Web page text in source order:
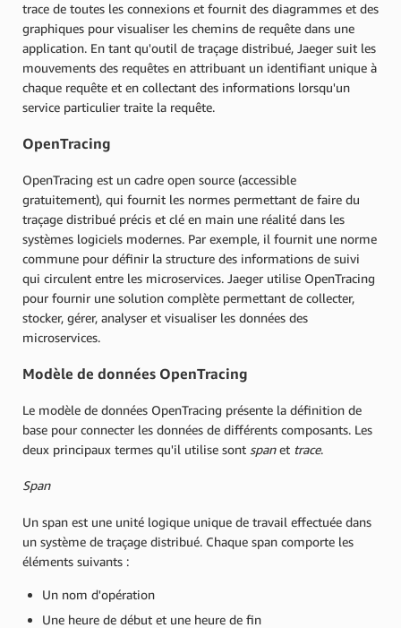
trace de toutes les connexions et fournit des diagrammes et des
graphiques pour visualiser les chemins de requête dans une
application. En tant qu'outil de traçage distribué, Jaeger suit les
mouvements des requêtes en attribuant un identifiant unique à
chaque requête et en collectant des informations lorsqu'un
service particulier traite la requête.
OpenTracing
OpenTracing est un cadre open source (accessible
gratuitement), qui fournit les normes permettant de faire du
traçage distribué précis et clé en main une réalité dans les
systèmes logiciels modernes. Par exemple, il fournit une norme
commune pour définir la structure des informations de suivi
qui circulent entre les microservices. Jaeger utilise OpenTracing
pour fournir une solution complète permettant de collecter,
stocker, gérer, analyser et visualiser les données des
microservices.
Modèle de données OpenTracing
Le modèle de données OpenTracing présente la définition de
base pour connecter les données de différents composants. Les
deux principaux termes qu'il utilise sont spanet trace.
Span
Un span est une unité logique unique de travail effectuée dans
un système de traçage distribué. Chaque span comporte les
éléments suivants :
Un nom d'opération
Une heure de début et une heure de fin